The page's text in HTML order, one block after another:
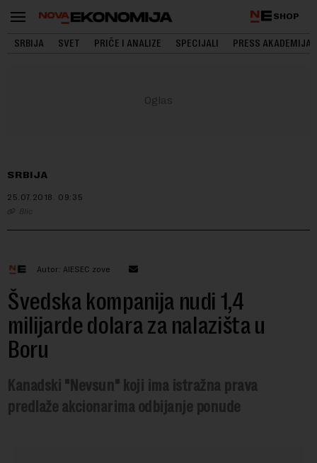
SHOP
SRBIJA SVET PRIČE I ANALIZE SPECIJALI PRESS AKADEMIJA
SRBIJA
25.07.2018. 09:35
Blic
Autor: AIESEC zove
Švedska kompanija nudi 1,4
milijarde dolara za nalazišta u
Boru
Kanadski "Nevsun" koji ima istražna prava
predlaže akcionarima odbijanje ponude